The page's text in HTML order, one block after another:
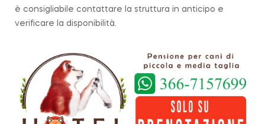
è consigliabile contattare la struttura in anticipo e
verificare la disponibilità.